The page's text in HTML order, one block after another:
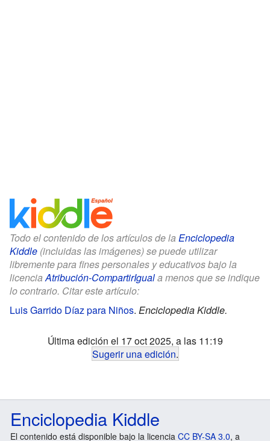
Todo el contenido de los artículos de la Enciclopedia
Kiddle (incluidas las imágenes) se puede utilizar
libremente para fines personales y educativos bajo la
licenciaAtribución-CompartirIguala menos que se indique
lo contrario. Citar este artículo:
Luis Garrido Díaz para Niños. Enciclopedia Kiddle.
Última edición el 17 oct 2025, a las 11:19
Sugerir una edición.
Enciclopedia Kiddle
El contenido está disponible bajo la licencia CC BY-SA 3.0, a